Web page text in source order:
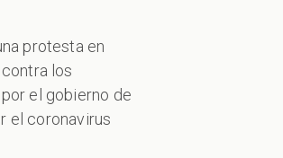
protesta en
los
el gobierno de
el coronavirus